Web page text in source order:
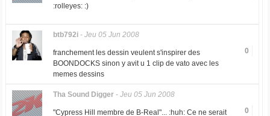
:rolleyes: :)
btb792i- Jeu 05 Jun 2008
0
franchement les dessin veulent s'inspirer des
BOONDOCKS sinon y avit u 1 clip de vato avec les
memes dessins
Tha Sound Digger- Jeu 05 Jun 2008
0
"Cypress Hill membre de B-Real"... :huh: Ce ne serait